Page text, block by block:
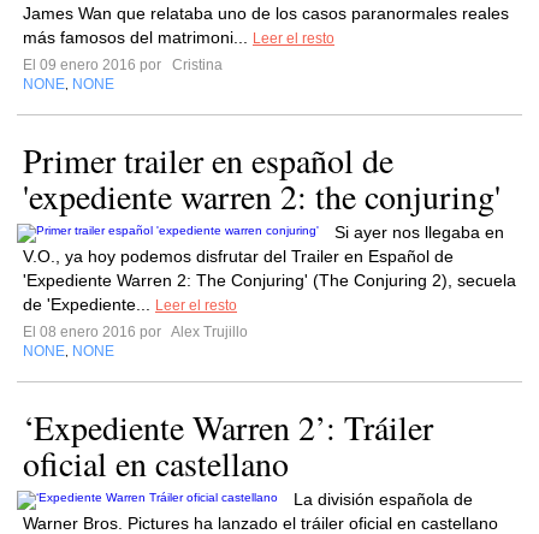
James Wan que relataba uno de los casos paranormales reales
más famosos del matrimoni...
Leer el resto
El 09 enero 2016 por
Cristina
NONE NONE
Primer trailer en español de
'expediente warren 2: the conjuring'
Si ayer nos llegaba en
V.O., ya hoy podemos disfrutar del Trailer en Español de
'Expediente Warren 2: The Conjuring' (The Conjuring 2), secuela
de 'Expediente...
Leer el resto
El 08 enero 2016 por Alex Trujillo
NONE NONE
‘Expediente Warren 2’: Tráiler
oficial en castellano
La división española de
Warner Bros. Pictures ha lanzado el tráiler oficial en castellano